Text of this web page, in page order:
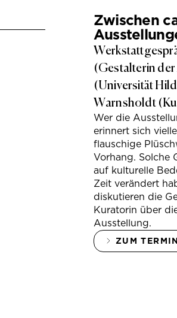
Zwischen
(Gestalterin
(Universität
Warnsholdt
Wer die
erinnert sich
flauschige
Vorhang. Solche
auf kulturelle
Zeit verändert
diskutieren die
Kuratorin über
Ausstellung.
ZUM TERMIN